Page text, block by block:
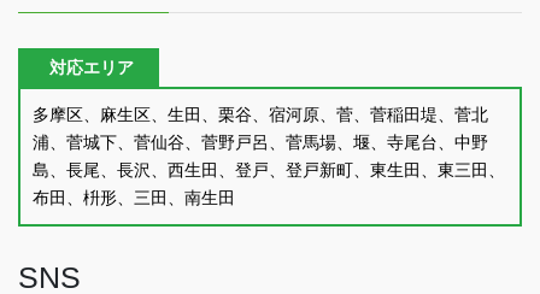
対応エリア
多摩区、麻生区、生田、栗谷、宿河原、菅、菅稲田堤、菅北
浦、菅城下、菅仙谷、菅野戸呂、菅馬場、堰、寺尾台、中野
島、長尾、長沢、西生田、登戸、登戸新町、東生田、東三田、
布田、枡形、三田、南生田
SNS